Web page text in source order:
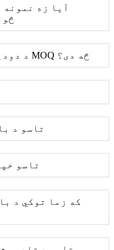
۳. د دودیز ډیزاینونو لپاره ستاسو MOQ څه دی؟
5. تاسو
۶. تاسو